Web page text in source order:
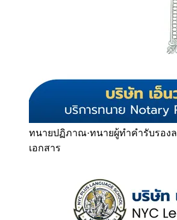
ทนายปฏิภาณ·ทนายผู้ทำคำรับรอง
เอกสาร